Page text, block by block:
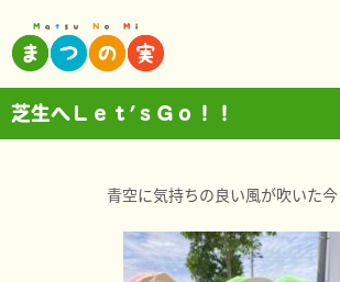
芝生へＬｅｔ’ｓＧｏ！！
青空に気持ちの良い風が吹いた